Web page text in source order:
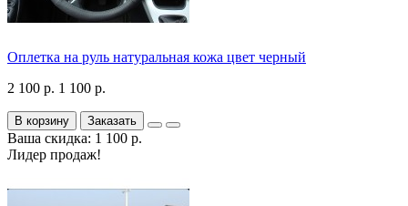
Оплетка на руль натуральная кожа цвет черный
2 100 р. 1 100 р.
В корзину Заказать
Ваша скидка: 1 100 р.
Лидер продаж!